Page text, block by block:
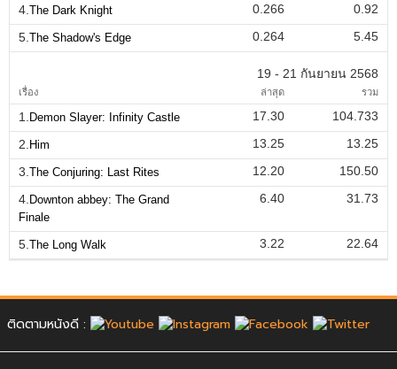
4. The Dark Knight 0.266
0.92
5. The Shadow's Edge 0.264 5.45
19 - 21 กันยายน 2568
เรื่อง ล่าสุด รวม
1. Demon Slayer: Infinity Castle 17.30
104.733
2. Him 13.25
13.25
3. The Conjuring: Last Rites 12.20
150.50
4. Downton abbey: The Grand
Finale
6.40 31.73
5. The Long Walk 3.22 22.64
ติดตามหนังดี :